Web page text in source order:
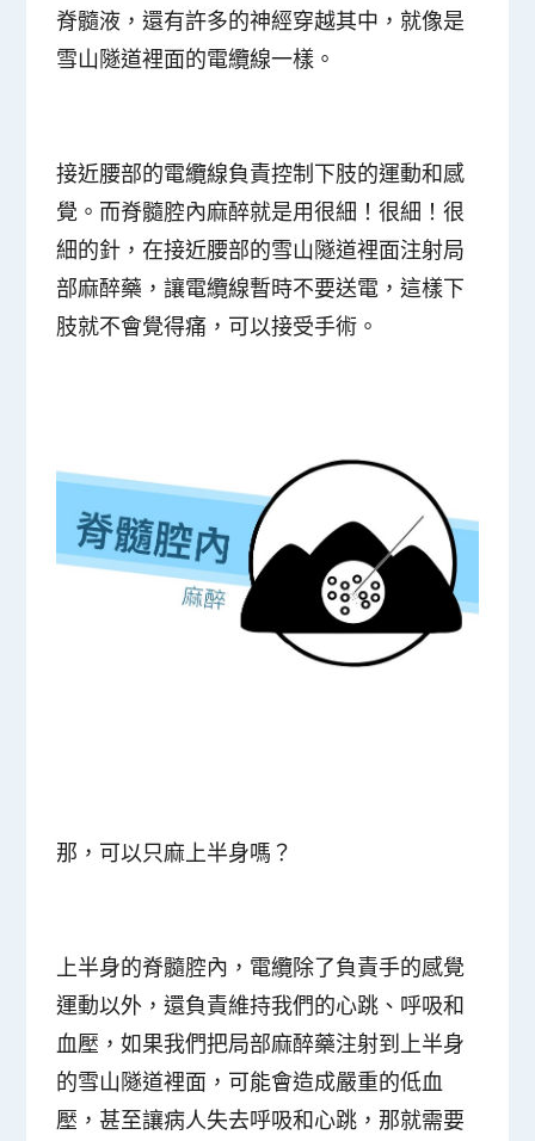
脊髓液，還有許多的神經穿越其中，就像是
雪山隧道裡面的電纜線一樣。
接近腰部的電纜線負責控制下肢的運動和感
覺。而脊髓腔內麻醉就是用很細！很細！很
細的針，在接近腰部的雪山隧道裡面注射局
部麻醉藥，讓電纜線暫時不要送電，這樣下
肢就不會覺得痛，可以接受手術。
那，可以只麻上半身嗎？
上半身的脊髓腔內，電纜除了負責手的感覺
運動以外，還負責維持我們的心跳、呼吸和
血壓，如果我們把局部麻醉藥注射到上半身
的雪山隧道裡面，可能會造成嚴重的低血
壓，甚至讓病人失去呼吸和心跳，那就需要